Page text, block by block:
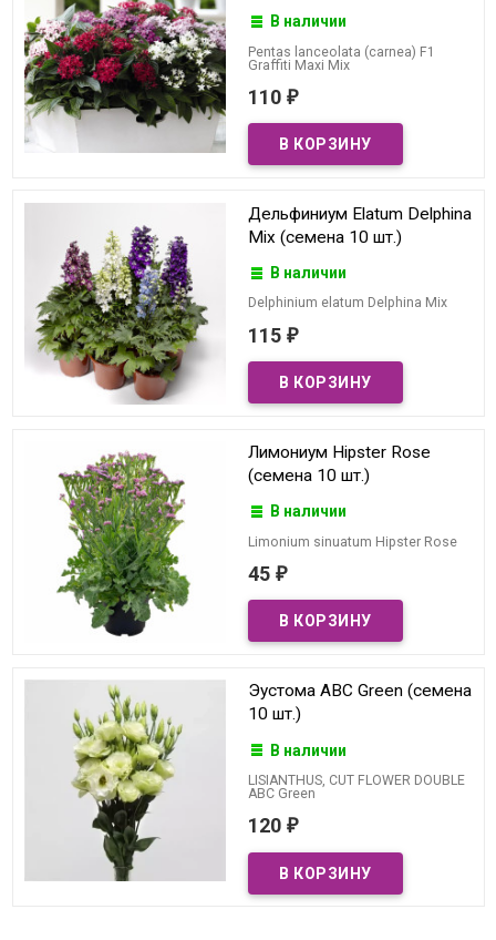
В наличии
Pentas lanceolata (carnea) F1
Graffiti Maxi Mix
110 ₽
Дельфиниум Elatum Delphina
Mix (семена 10 шт.)
В наличии
Delphinium elatum Delphina Mix
115 ₽
Лимониум Hipster Rose
(семена 10 шт.)
В наличии
Limonium sinuatum Hipster Rose
45 ₽
Эустома ABC Green (семена
10 шт.)
В наличии
LISIANTHUS, CUT FLOWER DOUBLE
ABC Green
120 ₽